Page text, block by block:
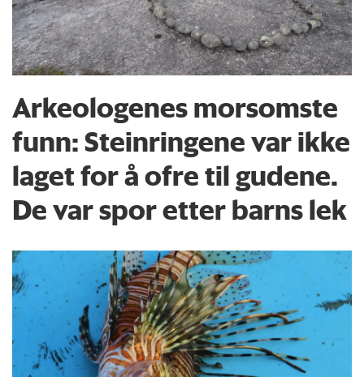
Arkeologenes morsomste
funn: Steinringene var ikke
laget for å ofre til gudene.
De var spor etter barns lek